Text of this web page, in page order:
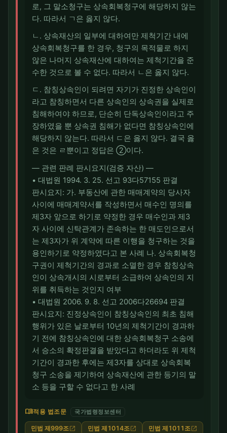
로, 그 말소청구는 상속회복청구에 해당하지 않는
다. 따라서 ㄱ은 옳지 않다.
ㄴ. 상속재산의 일부에 대하여만 제척기간 내에
상속회복청구를 한 경우, 청구의 목적물로 하지
않은 나머지 상속재산에 대하여는 제척기간을 준
수한 것으로 볼 수 없다. 따라서 ㄴ은 옳지 않다.
ㄷ. 참칭상속인이 되려면 자기가 진정한 상속인이
라고 참칭하면서 다른 상속인의 상속권을 실제로
침해하여야 하므로, 단순히 단독상속인이라고 주
장하였을 뿐 상속권 침해가 없다면 참칭상속인에
해당하지 않는다. 따라서 ㄷ은 옳지 않다. 결국 옳
은 것은 ㄹ뿐이고 정답은 ②이다.
― 관련 판례 판시요지(검증 자산) ―
• 대법원 1994. 3. 25. 선고 93다57155 판결
판시요지: 가. 부동산에 관한 매매계약의 당사자
사이에 매매계약서를 작성하면서 매수인 명의를
제3자 앞으로 하기로 약정한 경우 매수인과 제3
자 사이에 신탁관계가 존속하는 한 매도인으로서
는 제3자가 위 계약에 따른 이행을 청구하는 것을
용인하기로 약정하였다고 본 사례 나. 상속회복청
구권이 제척기간의 경과로 소멸한 경우 참칭상속
인이 상속개시의 시로부터 소급하여 상속인의 지
위를 취득하는 것인지 여부
• 대법원 2006. 9. 8. 선고 2006다26694 판결
판시요지: 진정상속인이 참칭상속인의 최초 침해
행위가 있은 날로부터 10년의 제척기간이 경과하
기 전에 참칭상속인에 대한 상속회복청구 소송에
서 승소의 확정판결을 받았다고 하더라도 위 제척
기간이 경과한 후에는 제3자를 상대로 상속회복
청구 소송을 제기하여 상속재산에 관한 등기의 말
소 등을 구할 수 없다고 한 사례
menu_book적용 법조문 국가법령정보센터
민법 제999조 open_in_new 민법 제1014조 open_in_new 민법 제1011조 open_in_new